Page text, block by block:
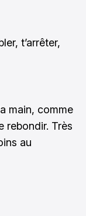
t’arrêter,
main, comme
rebondir. Très
au